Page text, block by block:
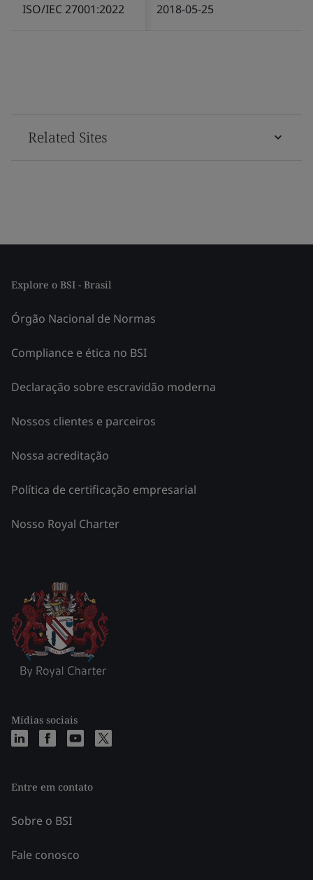
ISO/IEC 27001:2022 2018-05-25
Related Sites
Explore o BSI - Brasil
Órgão Nacional de Normas
Compliance e ética no BSI
Declaração sobre escravidão moderna
Nossos clientes e parceiros
Nossa acreditação
Política de certificação empresarial
Nosso Royal Charter
Mídias sociais
Entre em contato
Sobre o BSI
Fale conosco